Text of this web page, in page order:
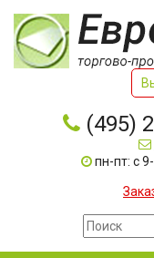
(495)
пн-пт: с